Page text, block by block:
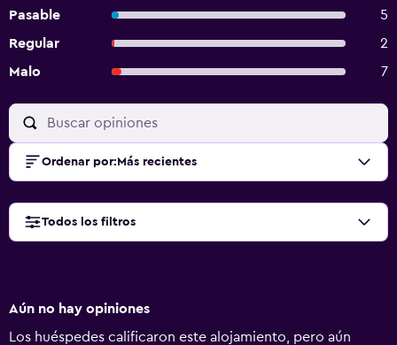
Pasable
5
Regular
2
Malo
7
Ordenar por: Más recientes
Todos los filtros
Aún no hay opiniones
Los huéspedes calificaron este alojamiento, pero aún